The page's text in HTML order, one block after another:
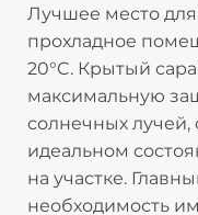
Лучшее место для
прохладное
20°C. Крытый
максимальную
солнечных лучей,
идеальном
на участке.
необходимость